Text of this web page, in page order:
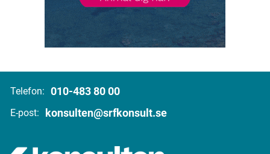
Telefon: 010-483 80 00
E-post: konsulten@srfkonsult.se